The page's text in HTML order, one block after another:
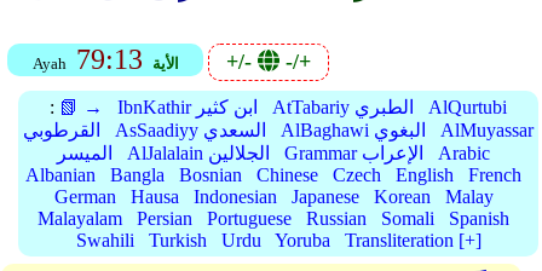
Ayah 79:13 الأية +/- -/+
: 📗 → IbnKathir ابن كثير AtTabariy الطبري
AlQurtubi
القرطوبي
AsSaadiyy السعدي AlBaghawi البغوي
AlMuyassar
الميسر
AlJalalain الجلالين Grammar الإعراب
Arabic
Albanian
Bangla Bosnian Chinese Czech English
French
German
Hausa Indonesian Japanese Korean
Malay
Malayalam
Persian Portuguese Russian Somali
Spanish
Swahili
Turkish Urdu Yoruba Transliteration [+]